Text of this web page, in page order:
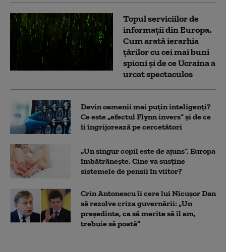
Topul serviciilor de
informații din Europa.
Cum arată ierarhia
țărilor cu cei mai buni
spioni și de ce Ucraina a
urcat spectaculos
Devin oamenii mai puțin inteligenți?
Ce este „efectul Flynn invers” și de ce
îi îngrijorează pe cercetători
„Un singur copil este de ajuns”. Europa
îmbătrânește. Cine va susține
sistemele de pensii în viitor?
Crin Antonescu îi cere lui Nicușor Dan
să rezolve criza guvernării: „Un
președinte, ca să merite să îl am,
trebuie să poată”